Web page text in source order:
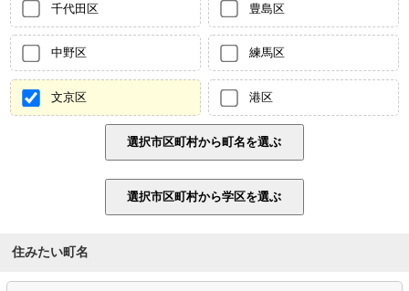
千代田区 豊島区
中野区 練馬区
文京区 港区
住みたい町名